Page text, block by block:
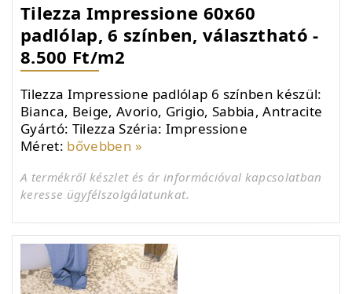
Tilezza Impressione 60x60
padlólap, 6 színben, választható -
8.500 Ft/m2
Tilezza Impressione padlólap 6 színben készül:
Bianca, Beige, Avorio, Grigio, Sabbia, Antracite
Gyártó: Tilezza Széria: Impressione
Méret: bővebben »
A termékről készlet és ár információval kapcsolatban
keresse ügyfélszolgálatunkat.